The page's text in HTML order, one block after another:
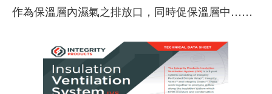
作為保溫層內濕氣之排放口，同時促保溫層中……